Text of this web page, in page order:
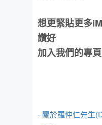
想更緊貼更多
讚好
加入我們的專
- 關於羅仲仁先生